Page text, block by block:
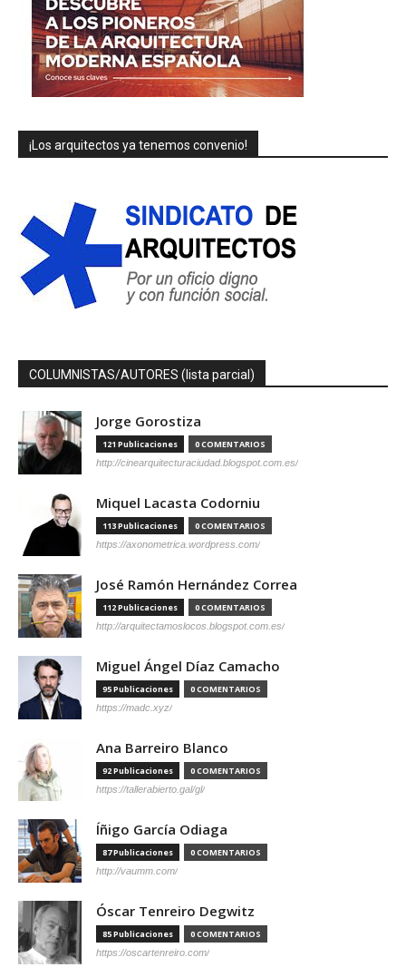
¡Los arquitectos ya tenemos convenio!
COLUMNISTAS/AUTORES (lista parcial)
Jorge Gorostiza
121 Publicaciones 0 COMENTARIOS
http://cinearquitecturaciudad.blogspot.com.es/
Miquel Lacasta Codorniu
113 Publicaciones 0 COMENTARIOS
https://axonometrica.wordpress.com/
José Ramón Hernández Correa
112 Publicaciones 0 COMENTARIOS
http://arquitectamoslocos.blogspot.com.es/
Miguel Ángel Díaz Camacho
95 Publicaciones 0 COMENTARIOS
https://madc.xyz/
Ana Barreiro Blanco
92 Publicaciones 0 COMENTARIOS
https://tallerabierto.gal/gl/
Íñigo García Odiaga
87 Publicaciones 0 COMENTARIOS
http://vaumm.com/
Óscar Tenreiro Degwitz
85 Publicaciones 0 COMENTARIOS
https://oscartenreiro.com/